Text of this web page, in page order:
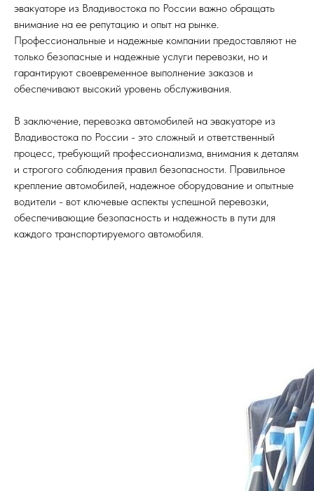
эвакуаторе из Владивостока по России важно обращать
внимание на ее репутацию и опыт на рынке.
Профессиональные и надежные компании предоставляют не
только безопасные и надежные услуги перевозки, но и
гарантируют своевременное выполнение заказов и
обеспечивают высокий уровень обслуживания.
В заключение, перевозка автомобилей на эвакуаторе из
Владивостока по России - это сложный и ответственный
процесс, требующий профессионализма, внимания к деталям
и строгого соблюдения правил безопасности. Правильное
крепление автомобилей, надежное оборудование и опытные
водители - вот ключевые аспекты успешной перевозки,
обеспечивающие безопасность и надежность в пути для
каждого транспортируемого автомобиля.